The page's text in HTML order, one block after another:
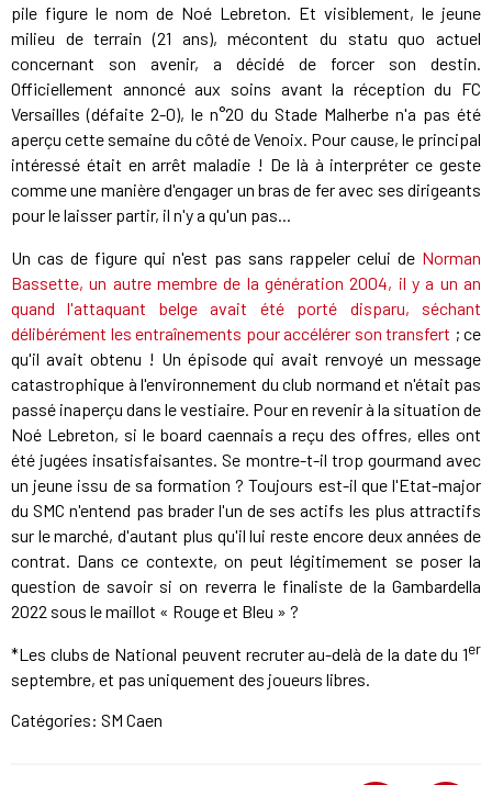
pile figure le nom de Noé Lebreton. Et visiblement, le jeune
milieu de terrain (21 ans), mécontent du statu quo actuel
concernant son avenir, a décidé de forcer son destin.
Officiellement annoncé aux soins avant la réception du FC
Versailles (défaite 2-0), le n°20 du Stade Malherbe n'a pas été
aperçu cette semaine du côté de Venoix. Pour cause, le principal
intéressé était en arrêt maladie ! De là à interpréter ce geste
comme une manière d'engager un bras de fer avec ses dirigeants
pour le laisser partir, il n'y a qu'un pas...
Un cas de figure qui n'est pas sans rappeler celui de Norman
Bassette, un autre membre de la génération 2004, il y a un an
quand l'attaquant belge avait été porté disparu, séchant
délibérément les entraînements pour accélérer son transfert ; ce
qu'il avait obtenu ! Un épisode qui avait renvoyé un message
catastrophique à l'environnement du club normand et n'était pas
passé inaperçu dans le vestiaire. Pour en revenir à la situation de
Noé Lebreton, si le board caennais a reçu des offres, elles ont
été jugées insatisfaisantes. Se montre-t-il trop gourmand avec
un jeune issu de sa formation ? Toujours est-il que l'Etat-major
du SMC n'entend pas brader l'un de ses actifs les plus attractifs
sur le marché, d'autant plus qu'il lui reste encore deux années de
contrat. Dans ce contexte, on peut légitimement se poser la
question de savoir si on reverra le finaliste de la Gambardella
2022 sous le maillot « Rouge et Bleu » ?
*Les clubs de National peuvent recruter au-delà de la date du 1er
septembre, et pas uniquement des joueurs libres.
Catégories: SM Caen